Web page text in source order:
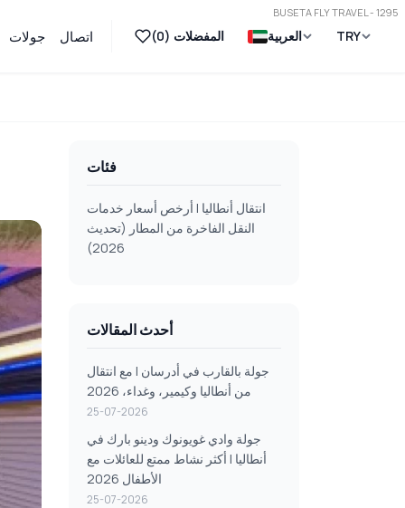
BUSETA FLY TRAVEL - 1295
جولات اتصال المفضلات (0
) العربية TRY
فئات
انتقال أنطاليا | أرخص أسعار خدمات
النقل الفاخرة من المطار (تحديث
2026)
أحدث المقالات
جولة بالقارب في أدرسان | مع انتقال
من أنطاليا وكيمير، وغداء، 2026
25-07-2026
جولة وادي غويونوك ودينو بارك في
أنطاليا | أكثر نشاط ممتع للعائلات مع
الأطفال 2026
25-07-2026